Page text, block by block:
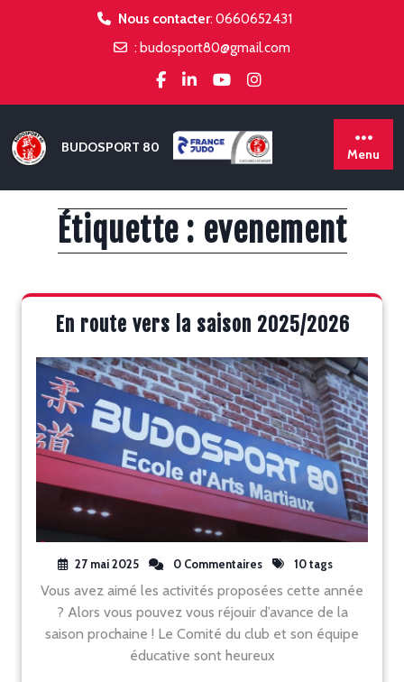
Nous contacter: 0660652431
: budosport80@gmail.com
BUDOSPORT 80 Menu
Étiquette : evenement
En route vers la saison 2025/2026
27 mai 2025 0 Commentaires 10 tags
Vous avez aimé les activités proposées cette année
? Alors vous pouvez vous réjouir d’avance de la
saison prochaine ! Le Comité du club et son équipe
éducative sont heureux